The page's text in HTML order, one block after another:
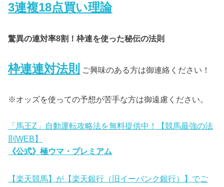
3連複18点買い理論
驚異の連対率8割！枠連を使った秘伝の法則
枠連連対法則 ご興味のある方は御連絡ください！
※オッズを使っての予想が苦手な方は御遠慮ください。
「馬王Z」自動運転攻略法を無料提供中！【競馬最強の法
則WEB】
《公式》極ウマ・プレミアム
【楽天競馬】が【楽天銀行（旧イーバンク銀行）】でご